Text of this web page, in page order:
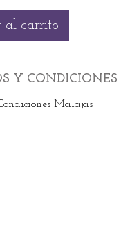
al carrito
Y CONDICIONES
Malajas